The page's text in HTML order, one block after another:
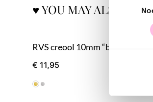
♥ YOU MAY ALSO
RVS creool 10mm “basic"- goud
€ 11,95